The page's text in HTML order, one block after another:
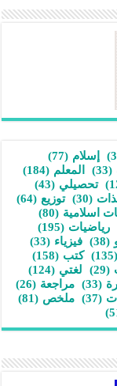
إسلام (77)
(33) المعلم (184)
تحصيلي (43)
(30) توزيع (64)
اسلامية (80)
رياضيات (195)
(38) فيزياء (33)
(135) كتب (158)
(29) لغتي (124)
(33) مراجعة (26)
(37) ملخص (81)